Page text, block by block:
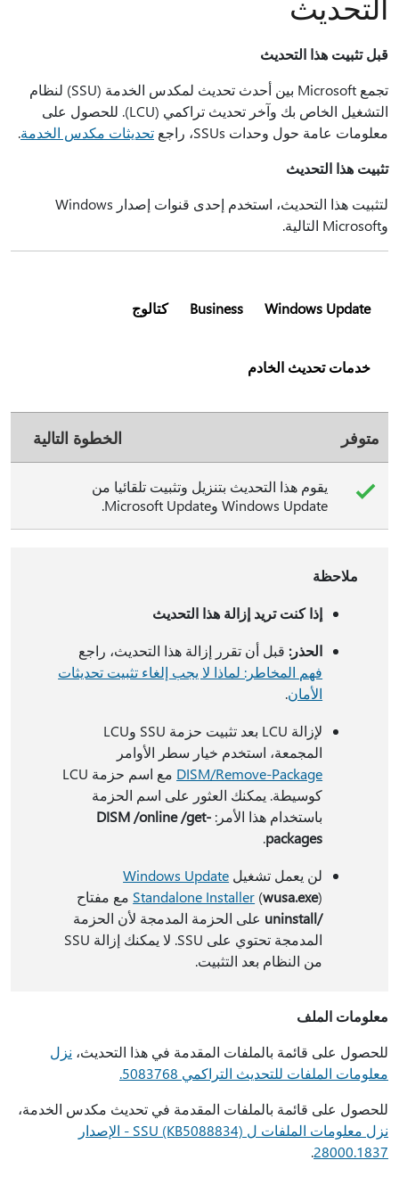
قبل تثبيت هذا التحديث
تجمع Microsoft بين أحدث تحديث لمكدس الخدمة (SSU) لنظام
التشغيل الخاص بك وآخر تحديث تراكمي (LCU). للحصول على
معلومات عامة حول وحدات SSUs، راجع
تحديثات مكدس الخدمة.
تثبيت هذا التحديث
لتثبيت هذا التحديث، استخدم إحدى قنوات إصدار Windows
وMicrosoft التالية.
Windows Update
Business كتالوج
خدمات تحديث الخادم
متوفر الخطوة التالية
يقوم هذا التحديث بتنزيل وتثبيت تلقائيا من
Windows Update وMicrosoft Update.
ملاحظة
إذا كنت تريد إزالة هذا التحديث
الحذر: قبل أن تقرر إزالة هذا التحديث، راجع
فهم المخاطر: لماذا لا يجب إلغاء تثبيت تحديثات
الأمان.
لإزالة LCU بعد تثبيت حزمة SSU وLCU
المجمعة، استخدم خيار سطر الأوامر
DISM/Remove-Package
مع اسم حزمة LCU
كوسيطة. يمكنك العثور على اسم الحزمة
باستخدام هذا الأمر: DISM /online /get-
packages
.
لن يعمل تشغيل Windows Update
Standalone Installer (wusa.exe) مع مفتاح
/uninstall
على الحزمة المدمجة لأن الحزمة
المدمجة تحتوي على SSU. لا يمكنك إزالة SSU
من النظام بعد التثبيت.
معلومات الملف
للحصول على قائمة بالملفات المقدمة في هذا التحديث، نزل
معلومات الملفات للتحديث التراكمي 5083768
.
للحصول على قائمة بالملفات المقدمة في تحديث مكدس الخدمة،
نزل معلومات الملفات ل SSU (KB5088834) - الإصدار
28000.1837
.